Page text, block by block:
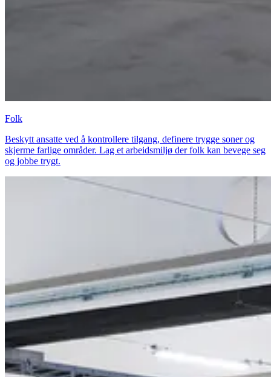
Folk
Beskytt ansatte ved å kontrollere tilgang, definere trygge soner og
skjerme farlige områder. Lag et arbeidsmiljø der folk kan bevege seg
og jobbe trygt.